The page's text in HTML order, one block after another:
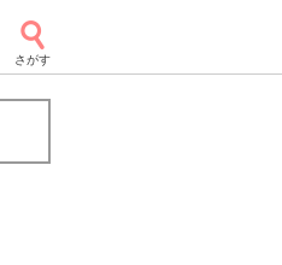
さがす